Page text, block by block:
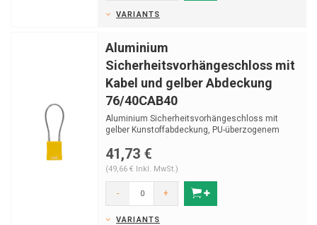
VARIANTS
Aluminium
Sicherheitsvorhängeschloss mit
Kabel und gelber Abdeckung
76/40CAB40
Aluminium Sicherheitsvorhängeschloss mit
gelber Kunstoffabdeckung, PU-überzogenem
41,73 €
(49,66 € Inkl. MwSt.)
- +
VARIANTS